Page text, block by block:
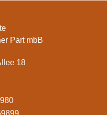
Part mbB
18